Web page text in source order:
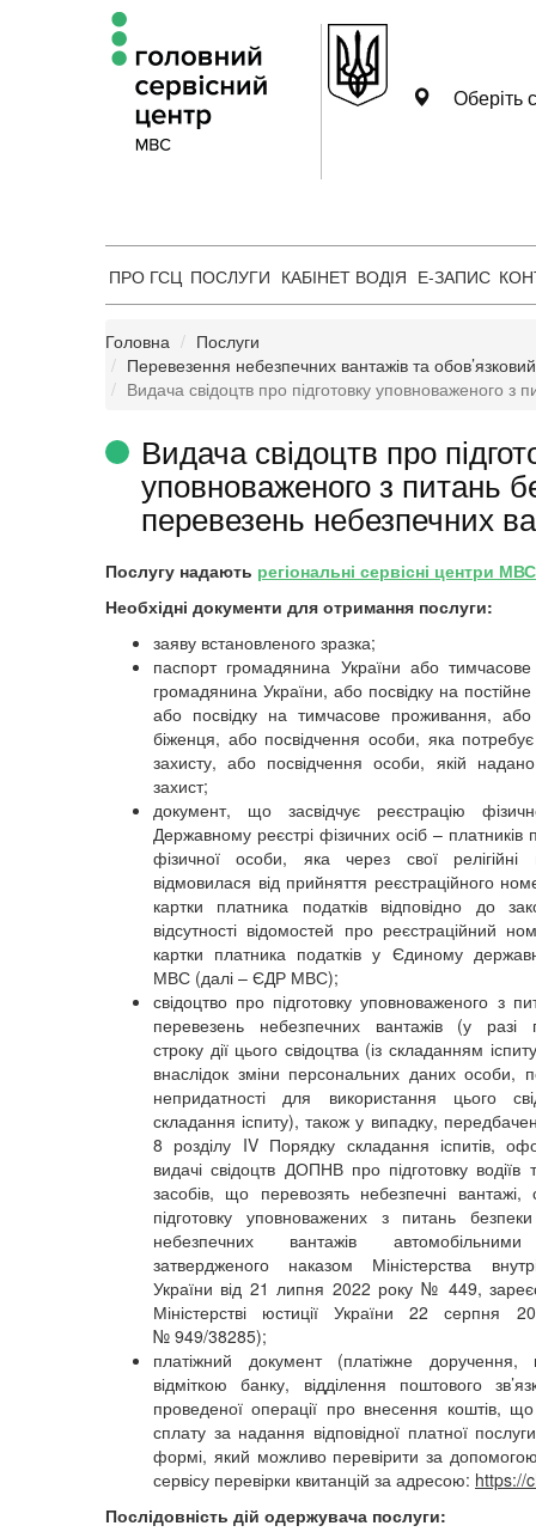
Оберіть
ПРО ГСЦ ПОСЛУГИ КАБІНЕТ ВОДІЯ Е-ЗАПИС
Головна
Послуги
Перевезення небезпечних вантажів та
Видача свідоцтв про підготовку уповноваженого з
Видача свідоцтв про
уповноваженого з питань
перевезень небезпечних
Послугу надають регіональні сервісні центри МВС
Необхідні документи для отримання послуги:
заяву встановленого зразка;
паспорт громадянина України або тимчасове
громадянина України, або посвідку на
або посвідку на тимчасове проживання, або
біженця, або посвідчення особи, яка
захисту, або посвідчення особи, якій
захист;
документ, що засвідчує реєстрацію
Державному реєстрі фізичних осіб – платників
фізичної особи, яка через свої релігійні
відмовилася від прийняття реєстраційного
картки платника податків відповідно до
відсутності відомостей про реєстраційний
картки платника податків у Єдиному
МВС (далі – ЄДР МВС);
свідоцтво про підготовку уповноваженого з
перевезень небезпечних вантажів (у разі
строку дії цього свідоцтва (із складанням
внаслідок зміни персональних даних особи,
непридатності для використання цього
складання іспиту), також у випадку,
8 розділу IV Порядку складання іспитів,
видачі свідоцтв ДОПНВ про підготовку водіїв
засобів, що перевозять небезпечні вантажі,
підготовку уповноважених з питань
небезпечних вантажів
затвердженого наказом Міністерства
України від 21 липня 2022 року № 449,
Міністерстві юстиції України 22 серпня
№ 949/38285);
платіжний документ (платіжне доручення,
відміткою банку, відділення поштового
проведеної операції про внесення коштів, що
сплату за надання відповідної платної
формі, який можливо перевірити за
сервісу перевірки квитанцій за адресою: https://
Послідовність дій одержувача послуги: